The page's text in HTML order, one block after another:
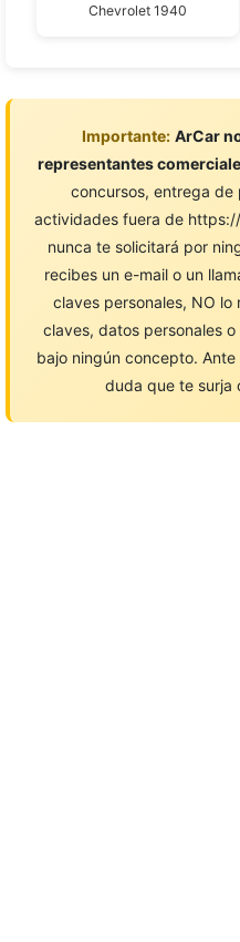
Chevrolet 1940
Importante: ArCar
representantes
concursos, entrega de
actividades fuera de
nunca te solicitará por
recibes un e-mail o un
claves personales, NO
claves, datos personales
bajo ningún concepto.
duda que te surja